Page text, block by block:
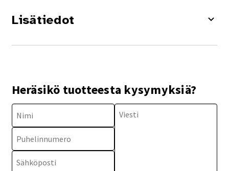
Lisätiedot
Heräsikö tuotteesta kysymyksiä?